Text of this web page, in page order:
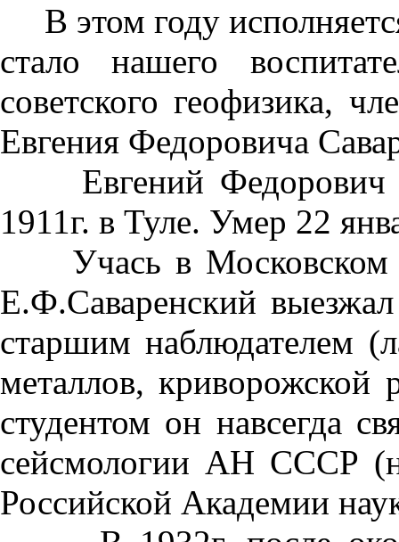
В этом году
стало нашего
советского геофизика,
Евгения Федоровича
Евгений Федорович
1911г. в Туле. Умер 22
Учась в Московском
Е.Ф.Саваренский
старшим наблюдателем
металлов, криворожской
студентом он навсегда
сейсмологии АН СССР
Российской Академии